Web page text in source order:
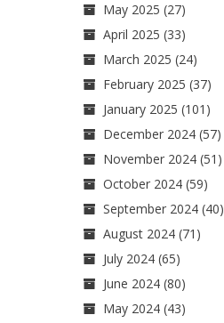
May 2025 (27)
April 2025 (33)
March 2025 (24)
February 2025 (37)
January 2025 (101)
December 2024(57)
November 2024(51)
October 2024(59)
September 2024(40)
August 2024(71)
July 2024(65)
June 2024(80)
May 2024(43)